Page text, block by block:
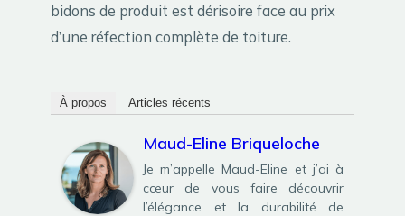
bidons de produit est dérisoire face au prix
d’une réfection complète de toiture.
À propos Articles récents
Maud-Eline Briqueloche
Je m’appelle Maud-Eline et j’ai à
cœur de vous faire découvrir
l’élégance et la durabilité de